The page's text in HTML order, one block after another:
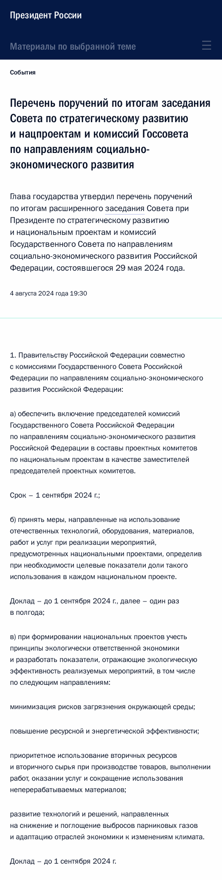
Президент России
Материалы по выбранной теме
События
Перечень поручений по итогам заседания
Совета по стратегическому развитию
и нацпроектам и комиссий Госсовета
по направлениям социально-
экономического развития
Глава государства утвердил перечень поручений
по итогам расширенногозаседания Совета при
Президенте по стратегическому развитию
и национальным проектам и комиссий
Государственного Совета по направлениям
социально-экономического развития Российской
Федерации, состоявшегося 29 мая 2024 года.
4 августа 2024 года 19:30
1. Правительству Российской Федерации совместно
с комиссиями Государственного Совета Российской
Федерации по направлениям социально-экономического
развития Российской Федерации:
а) обеспечить включение председателей комиссий
Государственного Совета Российской Федерации
по направлениям социально-экономического развития
Российской Федерации в составы проектных комитетов
по национальным проектам в качестве заместителей
председателей проектных комитетов.
Срок – 1 сентября 2024 г.;
б) принять меры, направленные на использование
отечественных технологий, оборудования, материалов,
работ и услуг при реализации мероприятий,
предусмотренных национальными проектами, определив
при необходимости целевые показатели доли такого
использования в каждом национальном проекте.
Доклад – до 1 сентября 2024 г., далее – один раз
в полгода;
в) при формировании национальных проектов учесть
принципы экологически ответственной экономики
и разработать показатели, отражающие экологическую
эффективность реализуемых мероприятий, в том числе
по следующим направлениям:
минимизация рисков загрязнения окружающей среды;
повышение ресурсной и энергетической эффективности;
приоритетное использование вторичных ресурсов
и вторичного сырья при производстве товаров, выполнении
работ, оказании услуг и сокращение использования
неперерабатываемых материалов;
развитие технологий и решений, направленных
на снижение и поглощение выбросов парниковых газов
и адаптацию отраслей экономики к изменениям климата.
Доклад – до 1 сентября 2024 г.